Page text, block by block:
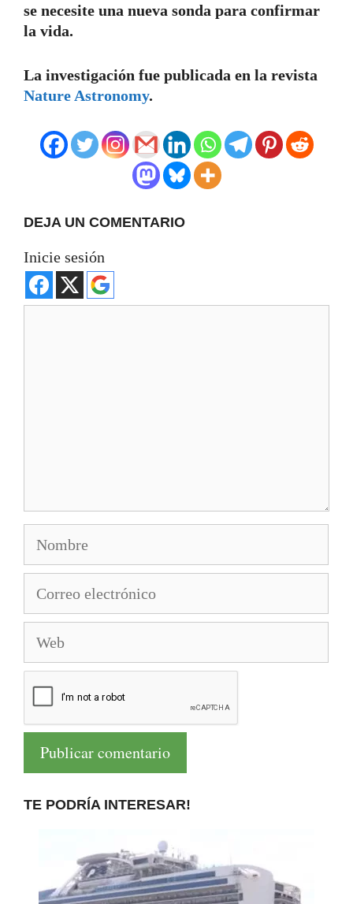
se necesite una nueva sonda para confirmar
la vida.
La investigación fue publicada en la revista
Nature Astronomy.
DEJA UN COMENTARIO
Inicie sesión
electrónico
TE PODRÍA INTERESAR!